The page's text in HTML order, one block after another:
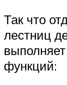
Так что
лестниц
функций: